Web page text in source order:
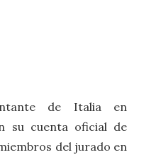
de Italia en
su cuenta oficial de
del jurado en